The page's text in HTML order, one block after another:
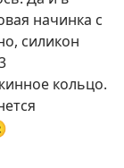
начинка с
силикон
кольцо.